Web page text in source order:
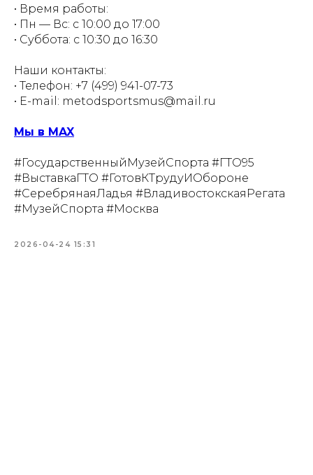
• Время работы:
• Пн — Вс: с 10:00 до 17:00
• Суббота: с 10:30 до 16:30
Наши контакты:
• Телефон: +7 (499) 941-07-73
• E-mail: metodsportsmus@mail.ru
Мы в MAX
#ГосударственныйМузейСпорта #ГТО95
#ВыставкаГТО #ГотовКТрудуИОбороне
#СеребрянаяЛадья #ВладивостокскаяРегата
#МузейСпорта #Москва
2026-04-24 15:31
Режим работы:
Пн. - Пт. 10.00-17.00
Сб. 10.30-16.00
Противодействие коррупции
Посетителям:
+7 (499) 941-07-73
metodsportsmus@mail.ru